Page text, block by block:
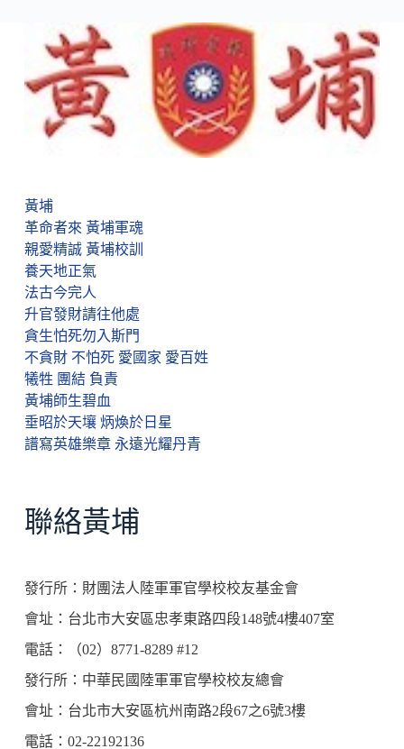
黃埔
革命者來 黃埔軍魂
親愛精誠 黃埔校訓
養天地正氣
法古今完人
升官發財請往他處
貪生怕死勿入斯門
不貪財 不怕死 愛國家 愛百姓
犧牲 團結 負責
黃埔師生碧血
垂昭於天壤 炳煥於日星
譜寫英雄樂章 永遠光耀丹青
聯絡黃埔
發行所：財團法人陸軍軍官學校校友基金會
會址：台北市大安區忠孝東路四段148號4樓407室
電話：（02）8771-8289 #12
發行所：中華民國陸軍軍官學校校友總會
會址：台北市大安區杭州南路2段67之6號3樓
電話：02-22192136